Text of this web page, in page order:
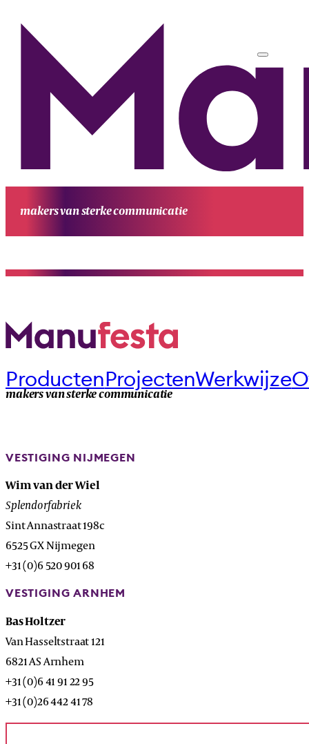
makers van sterke communicatie
makers van sterke communicatie
ProductenProjectenWerkwijze
VESTIGING NIJMEGEN
Wim van der Wiel
Splendorfabriek
Sint Annastraat 198c
6525 GX Nijmegen
+31 (0)6 520 901 68
VESTIGING ARNHEM
Bas Holtzer
Van Hasseltstraat 121
6821 AS Arnhem
+31 (0)6 41 91 22 95
+31 (0)26 442 41 78